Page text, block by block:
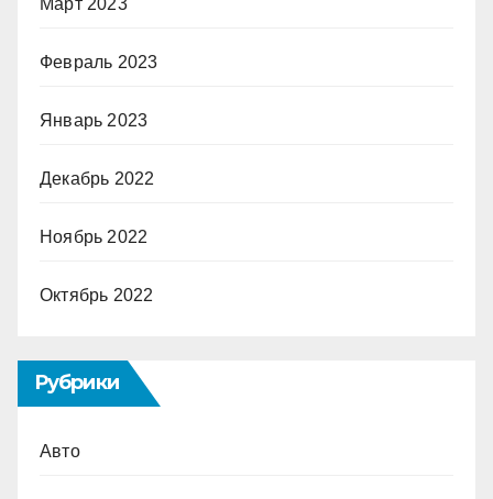
Март 2023
Февраль 2023
Январь 2023
Декабрь 2022
Ноябрь 2022
Октябрь 2022
Рубрики
Авто